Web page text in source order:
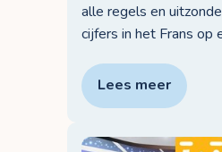
alle regels en
cijfers in het Frans op
Lees meer